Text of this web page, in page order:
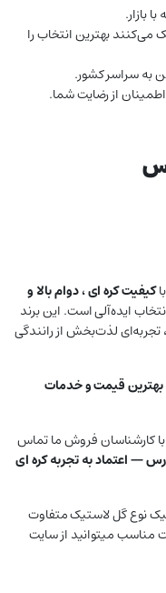
بازار.
بهترین انتخاب را
به سراسر کشور.
از رضایت شما.
کیفیت کره ای ، دوام بالا و
ایده‌آلی است. این برند
تجربه‌ای لذت‌بخش از رانندگی
بهترین قیمت و خدمات
با کارشناسان فروش ما تماس
— اعتماد به تجربه کره ای
نوع گل لاستیک متفاوت
مناسب میتوانید از سایت